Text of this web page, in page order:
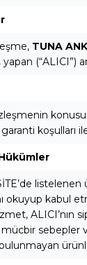
TUNA
yapan
koşulları
okuyup kabul
ALICI’nın
mücbir sebepler